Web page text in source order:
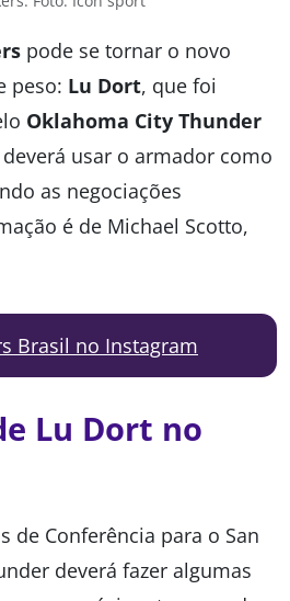
pode se tornar o novo
peso: Lu Dort, que foi
Oklahoma City Thunder
usar o armador como
as negociações
é de Michael Scotto,
Brasil no Instagram
Lu Dort no
de Conferência para o San
deverá fazer algumas